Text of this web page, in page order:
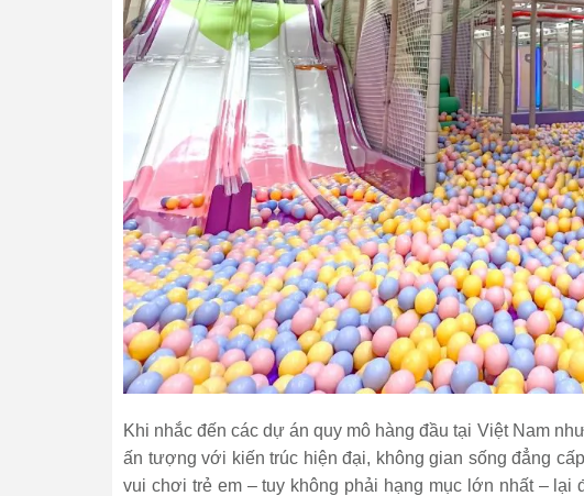
Khi nhắc đến các dự án quy mô hàng đầu tại Việt Nam
ấn tượng với kiến trúc hiện đại, không gian sống đẳng
vui chơi trẻ em – tuy không phải hạng mục lớn nhất – lại